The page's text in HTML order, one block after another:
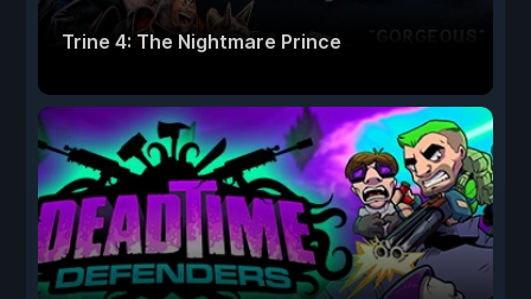
Trine 4: The Nightmare Prince